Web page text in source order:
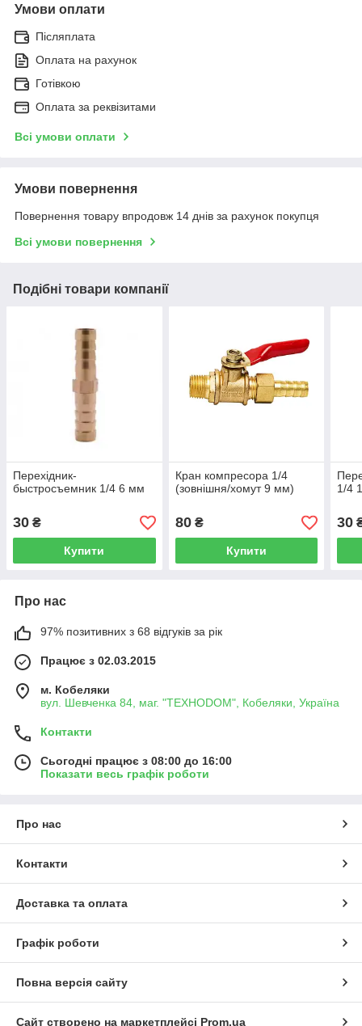
Умови оплати
Післяплата
Оплата на рахунок
Готівкою
Оплата за реквізитами
Всі умови оплати
Умови повернення
Повернення товару впродовж 14 днів за рахунок покупця
Всі умови повернення
Подібні товари компанії
Перехідник-
быстросъемник 1/4 6 мм
30 ₴
Купити
Кран компресора 1/4
(зовнішня/хомут 9 мм)
80₴
Купити
1/4
30
Про нас
97% позитивних з 68 відгуків за рік
Працює з 02.03.2015
м. Кобеляки
вул. Шевченка 84, маг. "ТЕХНОDOM", Кобеляки, Україна
Контакти
Сьогодні працює з 08:00 до 16:00
Показати весь графік роботи
Про нас
Контакти
Доставка та оплата
Графік роботи
Повна версія сайту
Сайт створено на маркетплейсі Prom.ua